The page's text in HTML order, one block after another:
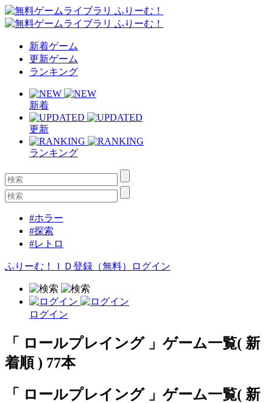
新着ゲーム
更新ゲーム
ランキング
新着
更新
ランキング
#ホラー
#探索
#レトロ
ふりーむ！ＩＤ登録（無料） ログイン
ログイン
「 ロールプレイング 」ゲーム一覧( 新
着順 ) 77本
「 ロールプレイング 」ゲーム一覧( 新